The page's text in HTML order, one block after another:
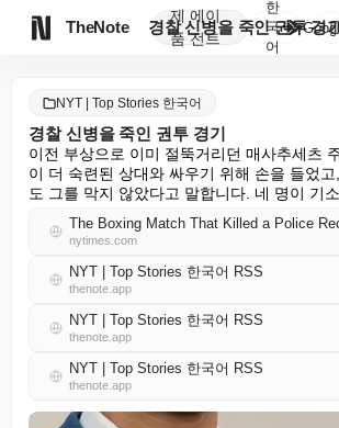
TheNote
제
품
에이
전트
경찰 신병을 죽인 권투 경
한
국
어

NYT | Top Stories 한국어
경찰 신병을 죽인 권투 경기
이전 부상으로 이미 절뚝거리던 매사추세츠
이 더 숙련된 상대와 싸우기 위해 손을 들었
도 그를 막지 않았다고 말합니다. 네 명이 기
The Boxing Match That Killed a Police
nytimes.com
NYT | Top Stories 한국어 RSS
thenote.app
NYT | Top Stories 한국어 RSS
thenote.app
NYT | Top Stories 한국어 RSS
thenote.app